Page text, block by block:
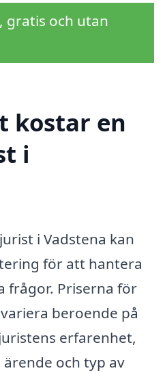
gratis och utan
kostar en
i
i Vadstena kan
för att hantera
frågor. Priserna för
beroende på
erfarenhet,
och typ av